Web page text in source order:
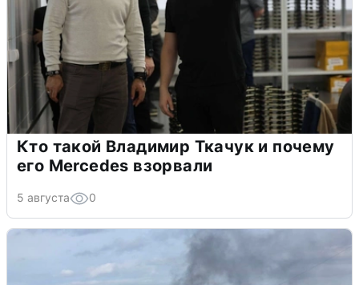
Кто такой Владимир Ткачук и почему
его Mercedes взорвали
5 августа 0